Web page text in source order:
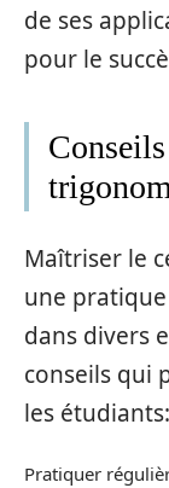
de ses
pour le
Maîtriser le
une
dans divers
conseils qui
les étudiants:
Pratiquer